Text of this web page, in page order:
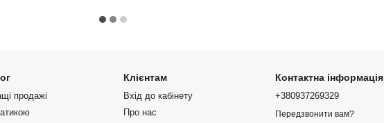
продажі
Клієнтам
Вхід до кабінету
Про нас
Контактна інформація
+380937269329
Передзвонити вам?